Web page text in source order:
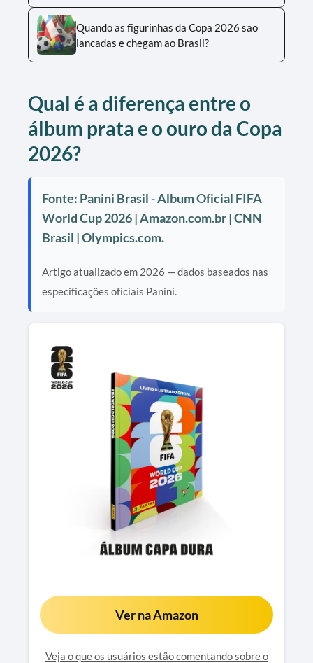
Quando as figurinhas da Copa 2026 sao
lancadas e chegam ao Brasil?
Qual é a diferença entre o
álbum prata e o ouro da Copa
2026?
Fonte: Panini Brasil - Album Oficial FIFA
World Cup 2026 | Amazon.com.br | CNN
Brasil | Olympics.com.
Artigo atualizado em 2026 — dados baseados nas
especificações oficiais Panini.
Ver na Amazon
Veja o que os usuários estão comentando sobre o